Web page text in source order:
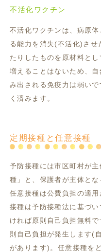
不活化ワクチン
不活化ワクチンは、病原
る能力を消失(不活化)さ
たりしたものを原材料と
増えることはないため、
み出される免疫力は弱い
く済みます。
定期接種と任意接種
予防接種には市区町村が
種」と、保護者が主体とな
任意接種は公費負担の適
接種は予防接種法に基づ
ければ原則自己負担無料
則自己負担が発生します(
があります)。任意接種を